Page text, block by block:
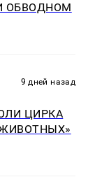
ОБВОДНОМ
9 дней назад
ЦИРКА